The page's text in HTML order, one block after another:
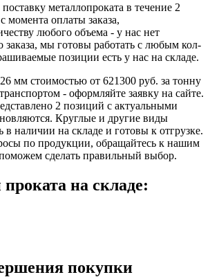
металлопроката в течение 2
момента оплаты заказа,
любого объема - у нас нет
заказа, мы готовы работать с любым кол-
позиции есть у нас на складе.
мм стоимостью от 621300 руб. за тонну
- оформляйте заявку на сайте.
2 позиций с актуальными
Круглые и другие виды
в наличии на складе и готовы к отгрузке.
по продукции, обращайтесь к нашим
сделать правильный выбор.
на складе:
покупки